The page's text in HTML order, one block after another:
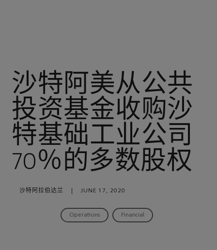
沙特阿美从公共
投资基金收购沙
特基础工业公司
70％的多数股权
沙特阿拉伯达兰 JUNE 17, 2020
Operations Financial